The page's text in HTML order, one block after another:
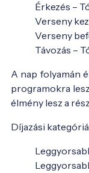
Érkezés –
Verseny
Verseny
Távozás –
A nap folyamán
programokra
élmény lesz a
Díjazási